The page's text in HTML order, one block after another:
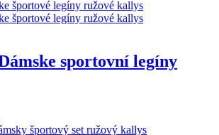
sportovní legíny